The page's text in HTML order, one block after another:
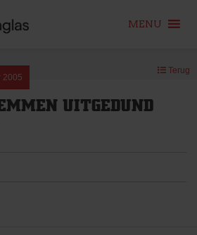
MENU
2005
Terug
UITGEDUND